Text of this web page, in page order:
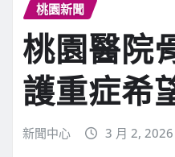
桃園新聞
桃園醫院
護重症希
新聞中心 3 月 2, 2026